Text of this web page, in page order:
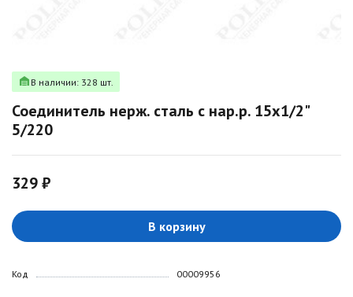
В наличии: 328 шт.
Соединитель нерж. сталь с нар.р. 15х1/2"
5/220
329 ₽
В корзину
Код 00009956